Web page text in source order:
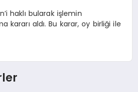
haklı bularak işlemin
kararı aldı. Bu karar, oy birliği ile